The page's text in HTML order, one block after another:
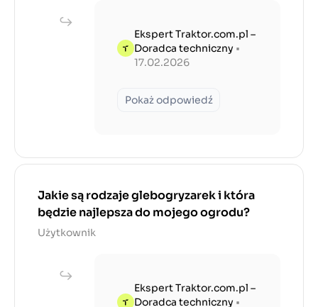
Ekspert Traktor.com.pl –
Doradca techniczny •
17.02.2026
Pokaż odpowiedź
Jakie są rodzaje glebogryzarek i która
będzie najlepsza do mojego ogrodu?
Użytkownik
Ekspert Traktor.com.pl –
Doradca techniczny •